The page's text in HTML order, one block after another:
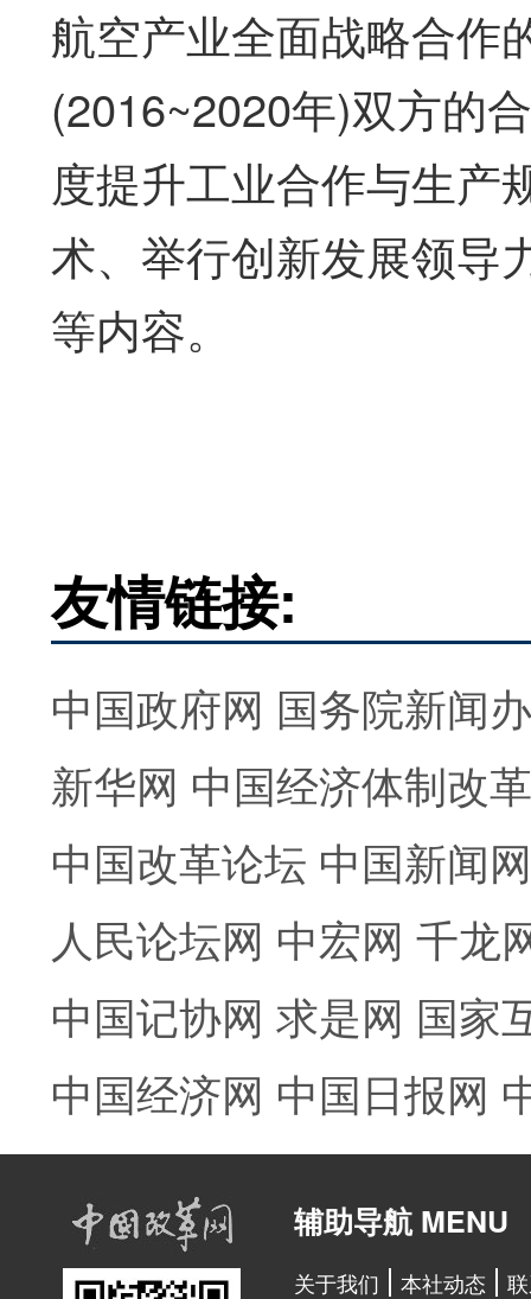
航空产业全面战略合作
(2016~2020年)双方的
度提升工业合作与生产
术、举行创新发展领导
等内容。
友情链接:
中国政府网 国务院新闻
新华网 中国经济体制改
中国改革论坛 中国新闻网
人民论坛网 中宏网 千龙
中国记协网 求是网 国家
中国经济网 中国日报网
辅助导航 MENU
关于我们 本社动态